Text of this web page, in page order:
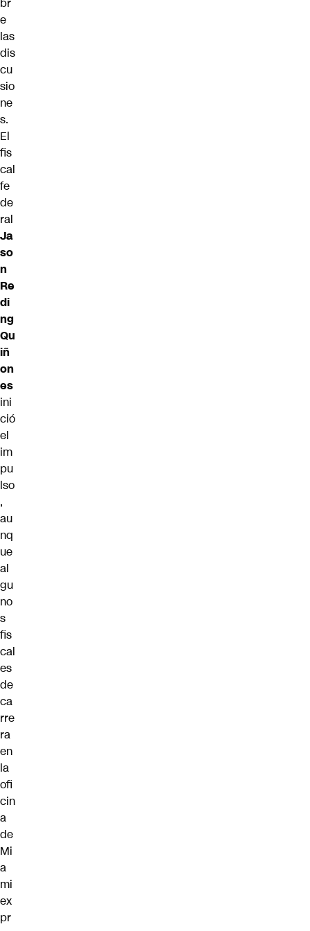
e
las
dis
cu
sio
ne
s.
El
fis
cal
fe
de
ral
Ja
so
n
Re
di
ng
Qu
iñ
on
es
ini
ció
el
im
pu
lso
,
au
nq
ue
al
gu
no
s
fis
cal
es
de
ca
rre
ra
en
la
ofi
cin
a
de
Mi
a
mi
ex
pr